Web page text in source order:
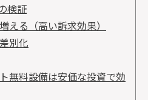
検証
える（高い訴求効果）
別化
無料設備は安価な投資で効